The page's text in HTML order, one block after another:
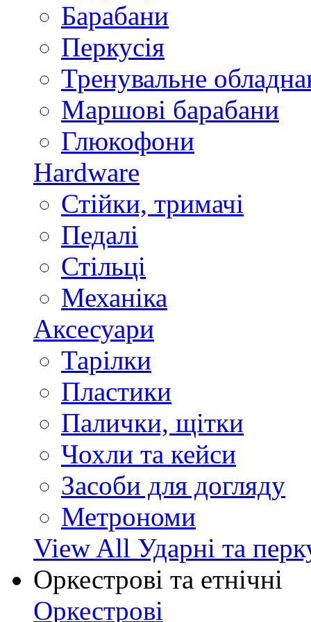
Барабани
Перкусія
Тренувальне
Маршові барабани
Глюкофони
Hardware
Стійки, тримачі
Педалі
Стільці
Механіка
Аксесуари
Тарілки
Пластики
Палички, щітки
Чохли та кейси
Засоби для догляду
Метрономи
View All Ударні та
Оркестрові та етнічні
Оркестрові